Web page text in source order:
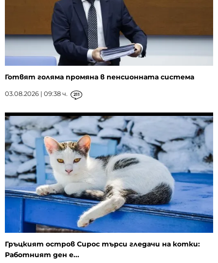
Готвят голяма промяна в пенсионната система
03.08.2026 | 09:38 ч. 211
Гръцкият остров Сирос търси гледачи на котки:
Работният ден е...